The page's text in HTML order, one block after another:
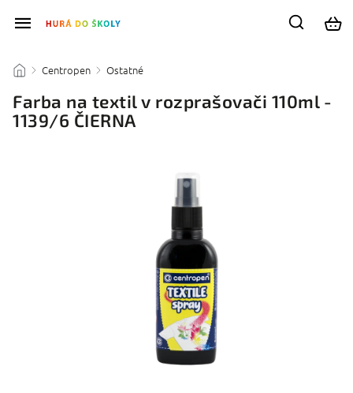
/ Centropen / Ostatné
Farba na textil v rozprašovači 110ml -
1139/6 ČIERNA